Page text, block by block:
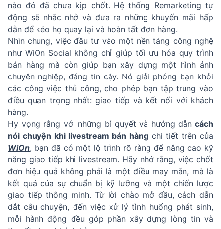
nào đó đã chưa kịp chốt. Hệ thống Remarketing tự
động sẽ nhắc nhở và đưa ra những khuyến mãi hấp
dẫn để kéo họ quay lại và hoàn tất đơn hàng.
Nhìn chung, việc đầu tư vào một nền tảng công nghệ
như WiOn Social không chỉ giúp tối ưu hóa quy trình
bán hàng mà còn giúp bạn xây dựng một hình ảnh
chuyên nghiệp, đáng tin cậy. Nó giải phóng bạn khỏi
các công việc thủ công, cho phép bạn tập trung vào
điều quan trọng nhất: giao tiếp và kết nối với khách
hàng.
Hy vọng rằng với những bí quyết và hướng dẫn cách
nói chuyện khi livestream bán hàngchi tiết trên của
WiOn, bạn đã có một lộ trình rõ ràng để nâng cao kỹ
năng giao tiếp khi livestream. Hãy nhớ rằng, việc chốt
đơn hiệu quả không phải là một điều may mắn, mà là
kết quả của sự chuẩn bị kỹ lưỡng và một chiến lược
giao tiếp thông minh. Từ lời chào mở đầu, cách dẫn
dắt câu chuyện, đến việc xử lý tình huống phát sinh,
mỗi hành động đều góp phần xây dựng lòng tin và